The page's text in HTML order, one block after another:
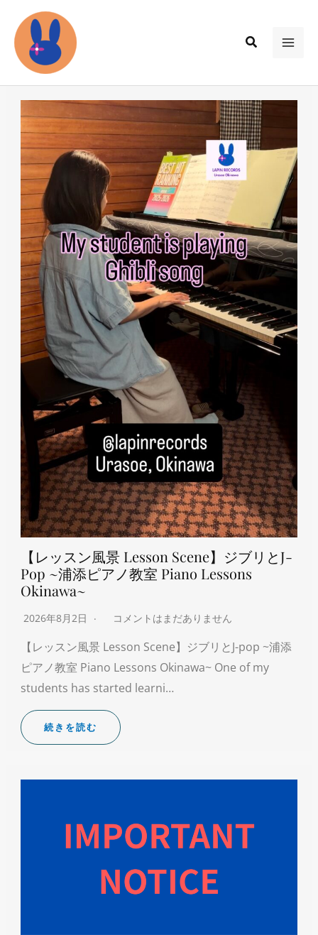
検
【レッスン風景 Lesson Scene】ジブリとJ-
Pop ~浦添ピアノ教室 Piano Lessons
Okinawa~
2026年8月2日 コメントはまだありません
【レッスン風景 Lesson Scene】ジブリとJ-pop ~浦添
ピアノ教室 Piano Lessons Okinawa~ One of my
students has started learni…
続きを読む